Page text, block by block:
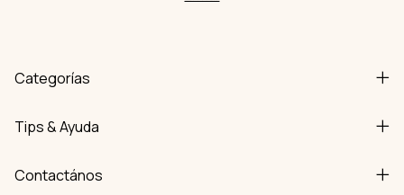
Categorías
Tips & Ayuda
Contactános